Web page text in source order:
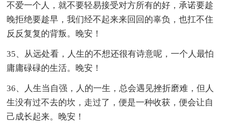
不爱一个人，就不要轻易接受对方所有的好，承诺要趁
晚拒绝要趁早，我们经不起来来回回的辜负，也扛不住
反反复复的背叛。晚安！
35、从远处看，人生的不想还很有诗意呢，一个人最怕
庸庸碌碌的生活。晚安！
36、人生当自强，人的一生，总会遇见挫折磨难，但人
生没有过不去的坎，走过了，便是一种收获，便会让自
己成长起来。晚安！